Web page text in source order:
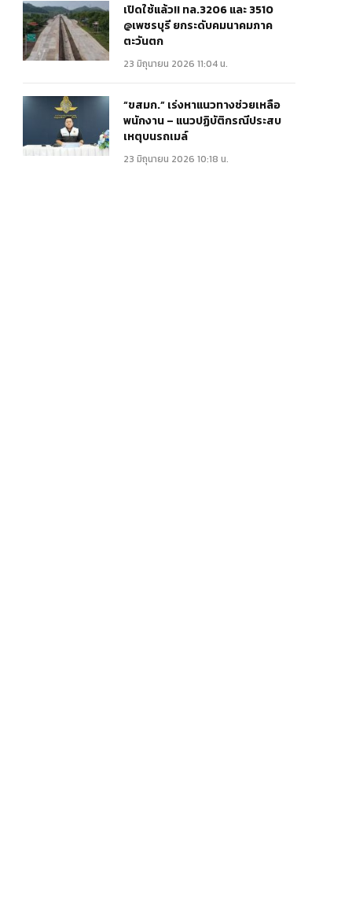
เปิดใช้แล้ว!! ทล.3206 และ 3510
@เพชรบุรี ยกระดับคมนาคมภาค
ตะวันตก
23 มิถุนายน 2026 11:04 น.
“ขสมก.” เร่งหาแนวทางช่วยเหลือ
พนักงาน – แนวปฏิบัติกรณีประสบ
เหตุบนรถเมล์
23 มิถุนายน 2026 10:18 น.